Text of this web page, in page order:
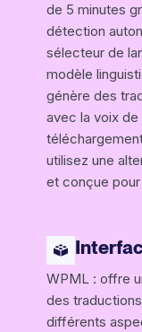
de 5 minutes
détection
sélecteur de
modèle
génère des
avec la voix
utilisez une
et conçue
WPML : offre
des
différents